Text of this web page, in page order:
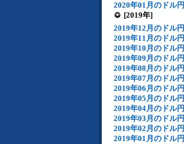
2020年01月のドル円
[2019年]
2019年12月のドル円
2019年11月のドル円
2019年10月のドル円
2019年09月のドル円
2019年08月のドル円
2019年07月のドル円
2019年06月のドル円
2019年05月のドル円
2019年04月のドル円
2019年03月のドル円
2019年02月のドル円
2019年01月のドル円